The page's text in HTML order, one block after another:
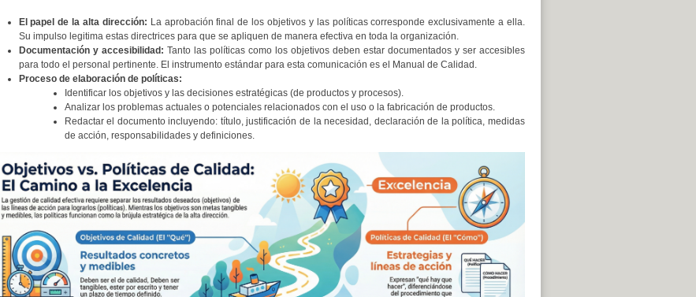
El papel de la alta dirección: La aprobación final de los objetivos y las políticas corresponde exclusivamente a ella.
Su impulso legitima estas directrices para que se apliquen de manera efectiva en toda la organización.
Documentación y accesibilidad: Tanto las políticas como los objetivos deben estar documentados y ser accesibles
para todo el personal pertinente. El instrumento estándar para esta comunicación es el Manual de Calidad.
Proceso de elaboración de políticas:
Identificar los objetivos y las decisiones estratégicas (de productos y procesos).
Analizar los problemas actuales o potenciales relacionados con el uso o la fabricación de productos.
Redactar el documento incluyendo: título, justificación de la necesidad, declaración de la política, medidas
de acción, responsabilidades y definiciones.